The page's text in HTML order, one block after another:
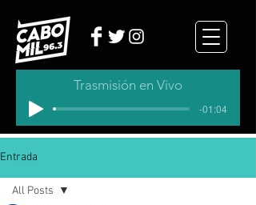
Trasmisión en Vivo
-01:04
Entrada
All Posts